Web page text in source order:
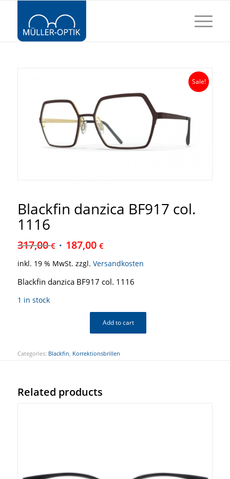
Sale!
Blackfin danzica BF917 col.
1116
317,00€ 187,00 €
inkl. 19 % MwSt. zzgl. Versandkosten
Blackfin danzica BF917 col. 1116
1 in stock
Add to cart
Categories: Blackfin, Korrektionsbrillen
Related products